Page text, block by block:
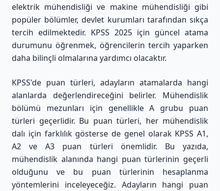
elektrik mühendisliği ve makine mühendisliği gibi
popüler bölümler, devlet kurumları tarafından sıkça
tercih edilmektedir. KPSS 2025 için güncel atama
durumunu öğrenmek, öğrencilerin tercih yaparken
daha bilinçli olmalarına yardımcı olacaktır.
KPSS'de puan türleri, adayların atamalarda hangi
alanlarda değerlendireceğini belirler. Mühendislik
bölümü mezunları için genellikle A grubu puan
türleri geçerlidir. Bu puan türleri, her mühendislik
dalı için farklılık gösterse de genel olarak KPSS A1,
A2 ve A3 puan türleri önemlidir. Bu yazıda,
mühendislik alanında hangi puan türlerinin geçerli
olduğunu ve bu puan türlerinin hesaplanma
yöntemlerini inceleyeceğiz. Adayların hangi puan